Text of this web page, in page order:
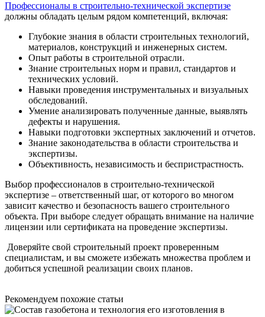
Профессионалы в строительно-технической экспертизе
должны обладать целым рядом компетенций, включая:
Глубокие знания в области строительных технологий,
материалов, конструкций и инженерных систем.
Опыт работы в строительной отрасли.
Знание строительных норм и правил, стандартов и
технических условий.
Навыки проведения инструментальных и визуальных
обследований.
Умение анализировать полученные данные, выявлять
дефекты и нарушения.
Навыки подготовки экспертных заключений и отчетов.
Знание законодательства в области строительства и
экспертизы.
Объективность, независимость и беспристрастность.
Выбор профессионалов в строительно-технической
экспертизе – ответственный шаг, от которого во многом
зависит качество и безопасность вашего строительного
объекта. При выборе следует обращать внимание на наличие
лицензии или сертификата на проведение экспертизы.
Доверяйте свой строительный проект проверенным
специалистам, и вы сможете избежать множества проблем и
добиться успешной реализации своих планов.
Рекомендуем похожие статьи